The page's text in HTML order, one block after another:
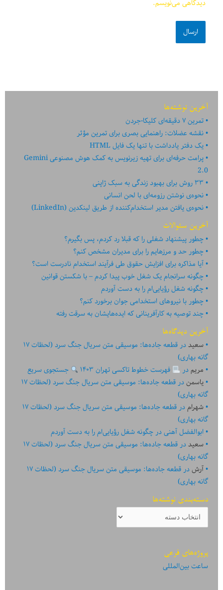
دیدگاهی می‌نویسم.
آخرین نوشته‌ها
تمرین ۷ دقیقه‌ای کلیکا-جردن
نقشه عضلات: راهنمایی بصری برای تمرین مؤثر
یک دفتر یادداشت با تنها یک فایل HTML
پرامت حرفه‌ای برای تهیه زیرنویس به کمک هوش مصنوعی Gemini
2.0
۳۳ روش برای بهبود زندگی به سبک ژاپنی
نحوه‌ی نوشتن رزومه‌ای با لحن انسانی
نحوه‌ی یافتن مدیر استخدام‌کننده از طریق لینکدین (LinkedIn)
آخرین سئوالات
چطور پیشنهاد شغلی را که قبلا رد کردم، پس بگیرم؟
چطور حد و مرزهایم را برای مدیران مشخص کنم؟
آیا مذاکره برای افزایش حقوق طی فرآیند استخدام نادرست است؟
چگونه سرانجام یک شغل خوب پیدا کردم – با شکستن قوانین
چگونه شغل رؤیایی‌ام را به دست آوردم
چطور با نیروهای استخدامی جوان برخورد کنم؟
چند توصیه به کارآفرینانی که ایده‏‏‌‏‏‌هایشان به سرقت رفته
آخرین دیدگاه‌ها
سعیددر
قطعه جاده‌ها: موسیقی متن سریال جنگ سرد (لحظات ۱۷
گانه بهاری)
مریمدر فهرست خطوط تاکسی تهران ۱۴۰۳
جستجوی سریع
یاسمندر
قطعه جاده‌ها: موسیقی متن سریال جنگ سرد (لحظات ۱۷
گانه بهاری)
شهرامدر
قطعه جاده‌ها: موسیقی متن سریال جنگ سرد (لحظات ۱۷
گانه بهاری)
ابوالفضل آهنیدرچگونه شغل رؤیایی‌ام را به دست آوردم
سعیددر
قطعه جاده‌ها: موسیقی متن سریال جنگ سرد (لحظات ۱۷
گانه بهاری)
آرشدر
قطعه جاده‌ها: موسیقی متن سریال جنگ سرد (لحظات ۱۷
گانه بهاری)
دسته‌بندی نوشته‌ها
دسته‌بندی
نوشته‌ها
پروژه‌های فرعی
ساعت بین‌المللی